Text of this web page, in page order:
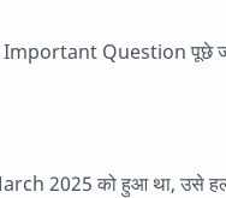
Question पूछे
2025 को हुआ था, उसे